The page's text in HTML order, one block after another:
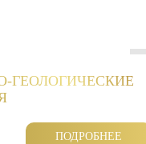
ГЕОЛОГИЧЕСКИЕ
ПОДРОБНЕЕ